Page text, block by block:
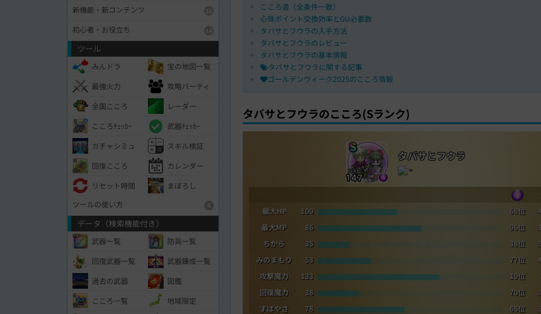
こころ道（全条件一致）
心珠ポイント交換効率とGU必要数
タバサとフウラの入手方法
タバサとフウラのレビュー
タバサとフウラの基本情報
タバサとフウラに関する記事
ゴールデンウィーク2025のこころ情報
タバサとフウラのこころ(Sランク)
タバサとフウラ
-
最大HP
100 68位
最大MP
86 96位
ちから
35 38位
みのまもり
53 77位
攻撃魔力
133 19位
回復魔力
38 70位
すばやさ
78 65位
新機能・新コンテンツ
初心者・お役立ち
ツール
みんドラ
宝の地図一覧
最強火力
攻略パーティ
全国こころ
レーダー
こころﾁｪｯｶｰ
武器ﾁｪｯｶｰ
ガチャシミュ
スキル検証
回復こころ
カレンダー
リセット時間
まぼろし
ツールの使い方
データ（検索機能付き）
武器一覧
防具一覧
回復武器一覧
武器錬成一覧
過去の武器
図鑑
こころ一覧
地域限定